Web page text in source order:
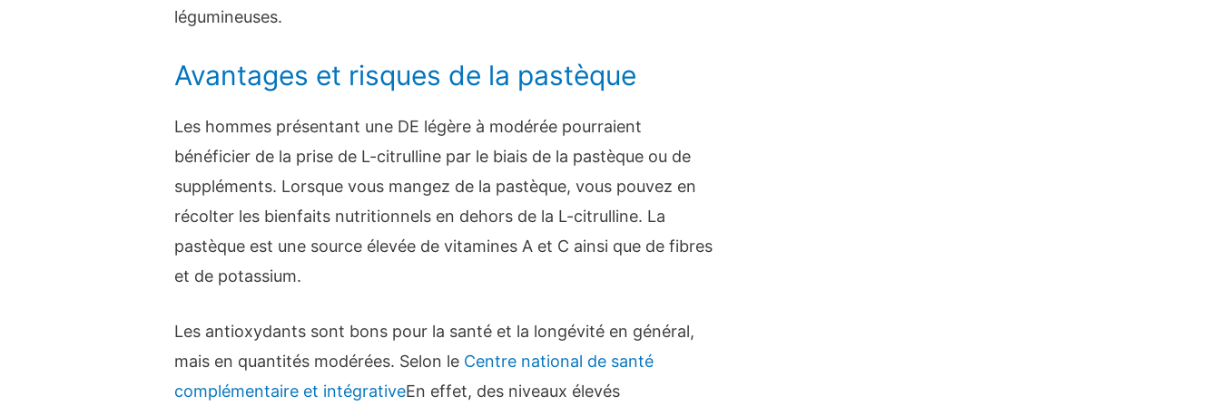
légumineuses.
Avantages et risques de la pastèque
Les hommes présentant une DE légère à modérée pourraient
bénéficier de la prise de L-citrulline par le biais de la pastèque ou de
suppléments. Lorsque vous mangez de la pastèque, vous pouvez en
récolter les bienfaits nutritionnels en dehors de la L-citrulline. La
pastèque est une source élevée de vitamines A et C ainsi que de fibres
et de potassium.
Les antioxydants sont bons pour la santé et la longévité en général,
mais en quantités modérées. Selon le Centre national de santé
complémentaire et intégrativeEn effet, des niveaux élevés